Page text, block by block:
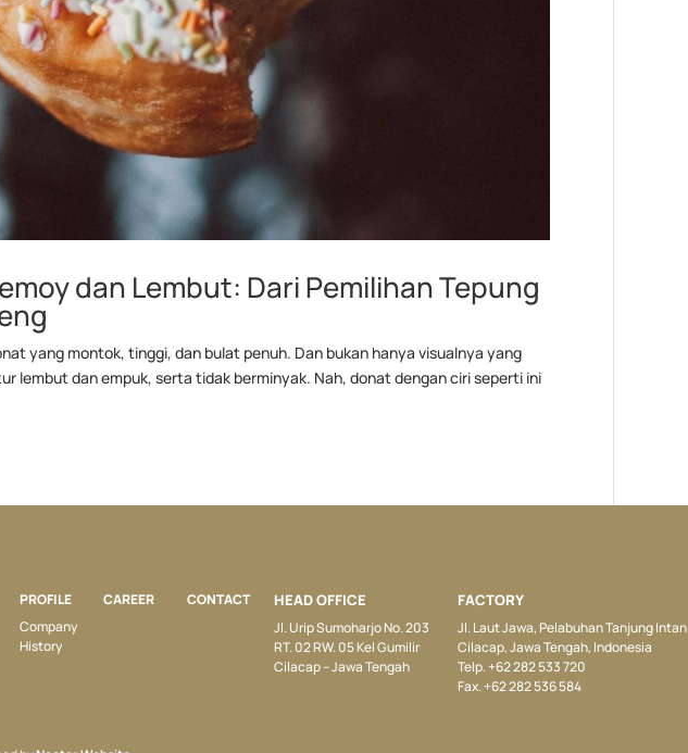
dan Lembut: Dari Pemilihan Tepung
yang montok, tinggi, dan bulat penuh. Dan bukan hanya visualnya yang
lembut dan empuk, serta tidak berminyak. Nah, donat dengan ciri seperti ini
PROFILE
Company
History
CAREER CONTACT HEAD OFFICE
Jl. Urip Sumoharjo No. 203
RT. 02 RW. 05 Kel Gumilir
Cilacap – Jawa Tengah
FACTORY
Jl. Laut Jawa, Pelabuhan Tanjung Intan
Cilacap, Jawa Tengah, Indonesia
Telp. +62 282 533 720
Fax. +62 282 536 584